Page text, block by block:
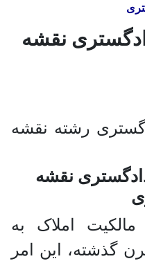
نقشه
نقشه
املاک به
گذشته، این امر